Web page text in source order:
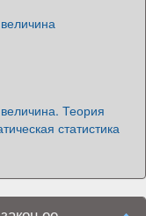
Теория
статистика